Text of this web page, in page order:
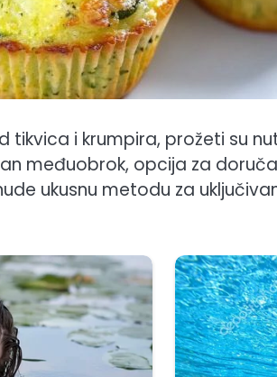
tikvica i krumpira, prožeti su
međuobrok, opcija za
ukusnu metodu za